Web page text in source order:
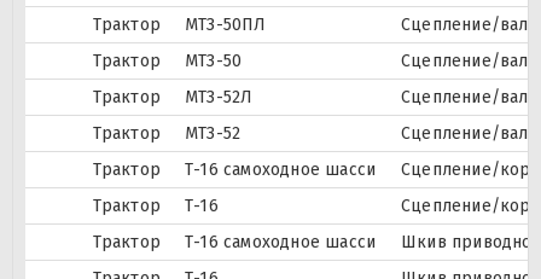
Трактор
МТЗ-50ПЛ
Сцепление/вал
Трактор
МТЗ-50
Сцепление/вал
Трактор
МТЗ-52Л
Сцепление/вал
Трактор
МТЗ-52
Сцепление/вал
Трактор
Т-16 самоходное шасси
Сцепление/
Трактор
Т-16
Сцепление/
Трактор
Т-16 самоходное шасси
Шкив приводной